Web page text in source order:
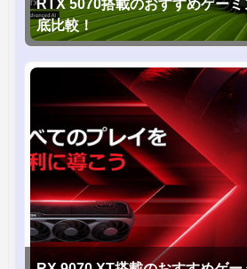
RTX 5070搭載のおすすめゲー
底比較！